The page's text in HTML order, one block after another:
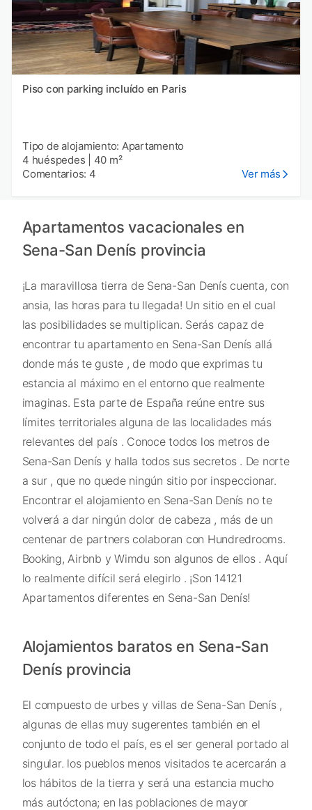
Piso con parking incluído en Paris
Tipo de alojamiento: Apartamento
4 huéspedes
40 m²
Comentarios: 4
Ver más
Apartamentos vacacionales en
Sena-San Denís provincia
¡La maravillosa tierra de Sena-San Denís cuenta, con
ansia, las horas para tu llegada! Un sitio en el cual
las posibilidades se multiplican. Serás capaz de
encontrar tu apartamento en Sena-San Denís allá
donde más te guste , de modo que exprimas tu
estancia al máximo en el entorno que realmente
imaginas. Esta parte de España reúne entre sus
límites territoriales alguna de las localidades más
relevantes del país . Conoce todos los metros de
Sena-San Denís y halla todos sus secretos . De norte
a sur , que no quede ningún sitio por inspeccionar.
Encontrar el alojamiento en Sena-San Denís no te
volverá a dar ningún dolor de cabeza , más de un
centenar de partners colaboran con Hundredrooms.
Booking, Airbnb y Wimdu son algunos de ellos . Aquí
lo realmente difícil será elegirlo . ¡Son 14121
Apartamentos diferentes en Sena-San Denís!
Alojamientos baratos en Sena-San
Denís provincia
El compuesto de urbes y villas de Sena-San Denís ,
algunas de ellas muy sugerentes también en el
conjunto de todo el país, es el ser general portado al
singular. los pueblos menos visitados te acercarán a
los hábitos de la tierra y será una estancia mucho
más autóctona; en las poblaciones de mayor